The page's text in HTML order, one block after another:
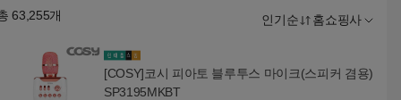
63,255개 인기순 홈쇼핑사
[COSY]코시 피아토 블루투스 마이크(스피커 겸용)
SP3195MKBT